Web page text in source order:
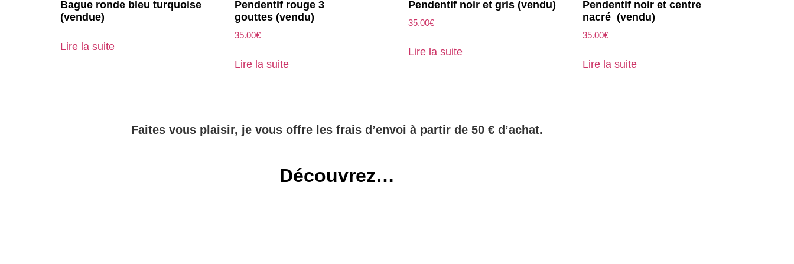
Bague ronde bleu turquoise
(vendue)
Lire la suite
Pendentif rouge 3
gouttes (vendu)
35.00€
Lire la suite
Pendentif noir et gris (vendu)
35.00€
Lire la suite
Pendentif noir et centre
nacré (vendu)
35.00€
Lire la suite
Faites vous plaisir, je vous offre les frais d’envoi à partir de 50 € d’achat.
Découvrez…